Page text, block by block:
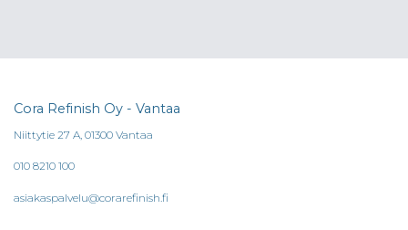
Cora Refinish Oy - Vantaa
Niittytie 27 A, 01300 Vantaa
010 8210 100
asiakaspalvelu@corarefinish.fi